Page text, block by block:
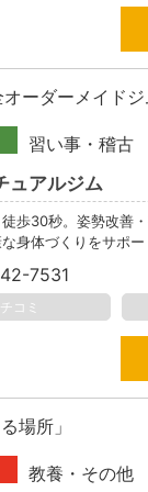
ーダーメイドジ
習い事・稽古
ュアルジム
歩30秒。姿勢改善
身体づくりをサポ
7531
コミ
場所」
教養・その他